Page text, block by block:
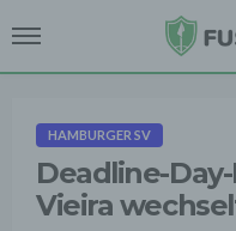
HAMBURGER SV
Deadline-
Vieira